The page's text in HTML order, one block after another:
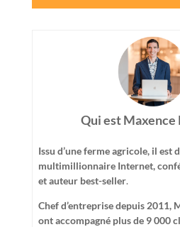
Qui est Maxence
Issu d’une ferme agricole, il est
multimillionnaire Internet,
et auteur best-seller.
Chef d’entreprise depuis 2011,
ont accompagné plus de 9 000